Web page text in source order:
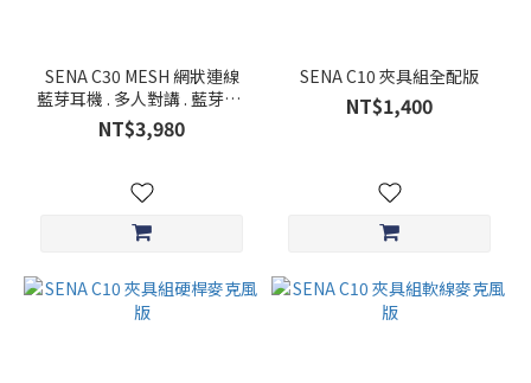
SENA C30 MESH 網狀連線
藍芽耳機 . 多人對講 . 藍芽5.2
. 雙機1.5公里
NT$3,980
SENA C10 夾具組全配版
NT$1,400